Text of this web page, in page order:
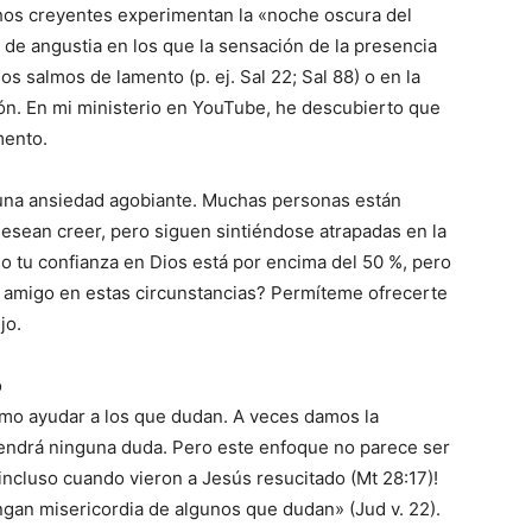
creyentes experimentan la «noche oscura del
angustia en los que la sensación de la presencia
salmos de lamento (p. ej. Sal 22; Sal 88) o en la
En mi ministerio en YouTube, he descubierto que
ansiedad agobiante. Muchas personas están
creer, pero siguen sintiéndose atrapadas en la
tu confianza en Dios está por encima del 50 %, pero
en estas circunstancias? Permíteme ofrecerte
ayudar a los que dudan. A veces damos la
ninguna duda. Pero este enfoque no parece ser
cuando vieron a Jesús resucitado (Mt 28:17)!
misericordia de algunos que dudan» (Jud v. 22).